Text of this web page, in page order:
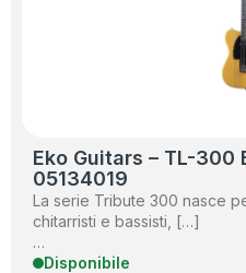
Eko Guitars – TL-
05134019
La serie Tribute 300 nasce
chitarristi e bassisti, […]
…
Disponibile